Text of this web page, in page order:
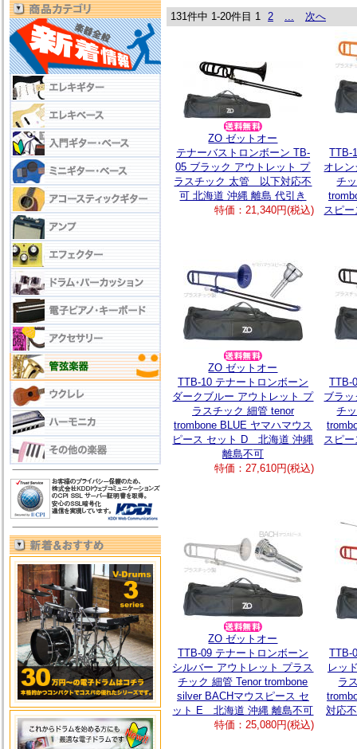
131件中 1-20件目 1 2 ... 次へ
ZO ゼットオー
テナーバストロンボーン TB-
05 ブラック アウトレット プ
ラスチック 太管 以下対応不
可 北海道 沖縄 離島 代引き
特価：21,340円(税込)
TTB-
オレ
チ
スピ
ZO ゼットオー
TTB-10 テナートロンボーン
ダークブルー アウトレット プ
ラスチック 細管 tenor
trombone BLUE ヤマハマウス
ピース セット D 北海道 沖縄
離島不可
特価：27,610円(税込)
TTB-
ブラ
チ
スピ
ZO ゼットオー
TTB-09 テナートロンボーン
シルバー アウトレット プラス
チック 細管 Tenor trombone
silver BACHマウスピース セ
ット E 北海道 沖縄 離島不可
特価：25,080円(税込)
TTB-
レッ
ラ
対応